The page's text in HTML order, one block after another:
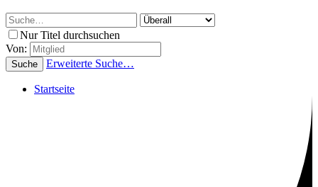
Nur Titel durchsuchen
Von:
Suche Erweiterte Suche…
Startseite